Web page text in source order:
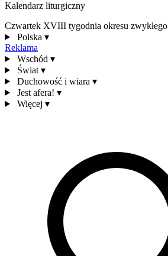
Kalendarz liturgiczny
Czwartek XVIII tygodnia okresu zwykłego
Polska ▾
Reklama
Wschód ▾
Świat ▾
Duchowość i wiara ▾
Jest afera! ▾
Więcej ▾